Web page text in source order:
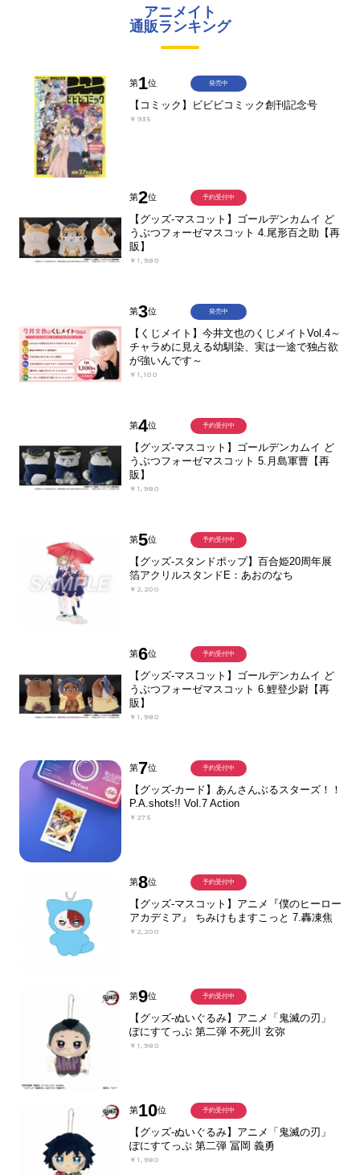
アニメイト
通販ランキング
第1位
【コミック】ビビビコミック創刊記念号
￥935
発売中
第2位
【グッズ-マスコット】ゴールデンカムイ ど
うぶつフォーゼマスコット 4.尾形百之助【再
販】
￥1,980
予約受付中
第3位
【くじメイト】今井文也のくじメイトVol.4～
チャラめに見える幼馴染、実は一途で独占欲
が強いんです～
￥1,100
発売中
第4位
【グッズ-マスコット】ゴールデンカムイ ど
うぶつフォーゼマスコット 5.月島軍曹【再
販】
￥1,980
予約受付中
第5位
【グッズ-スタンドポップ】百合姫20周年展
箔アクリルスタンドE：あおのなち
￥2,200
予約受付中
第6位
【グッズ-マスコット】ゴールデンカムイ ど
うぶつフォーゼマスコット 6.鯉登少尉【再
販】
￥1,980
予約受付中
第7位
【グッズ-カード】あんさんぶるスターズ！！
P.A.shots!! Vol.7 Action
￥275
予約受付中
第8位
【グッズ-マスコット】アニメ『僕のヒーロー
アカデミア』 ちみけもますこっと 7.轟凍焦
￥2,200
予約受付中
第9位
【グッズ-ぬいぐるみ】アニメ「鬼滅の刃」
ぽにすてっぷ 第二弾 不死川 玄弥
￥1,980
予約受付中
第10位
【グッズ-ぬいぐるみ】アニメ「鬼滅の刃」
ぽにすてっぷ 第二弾 冨岡 義勇
￥1,980
予約受付中